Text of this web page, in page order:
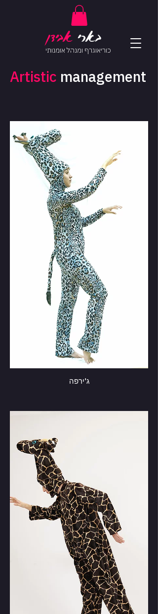
כוריאוגרף ומנהל אומנותי
באריאבידן
Artistic management
ג'ירפה